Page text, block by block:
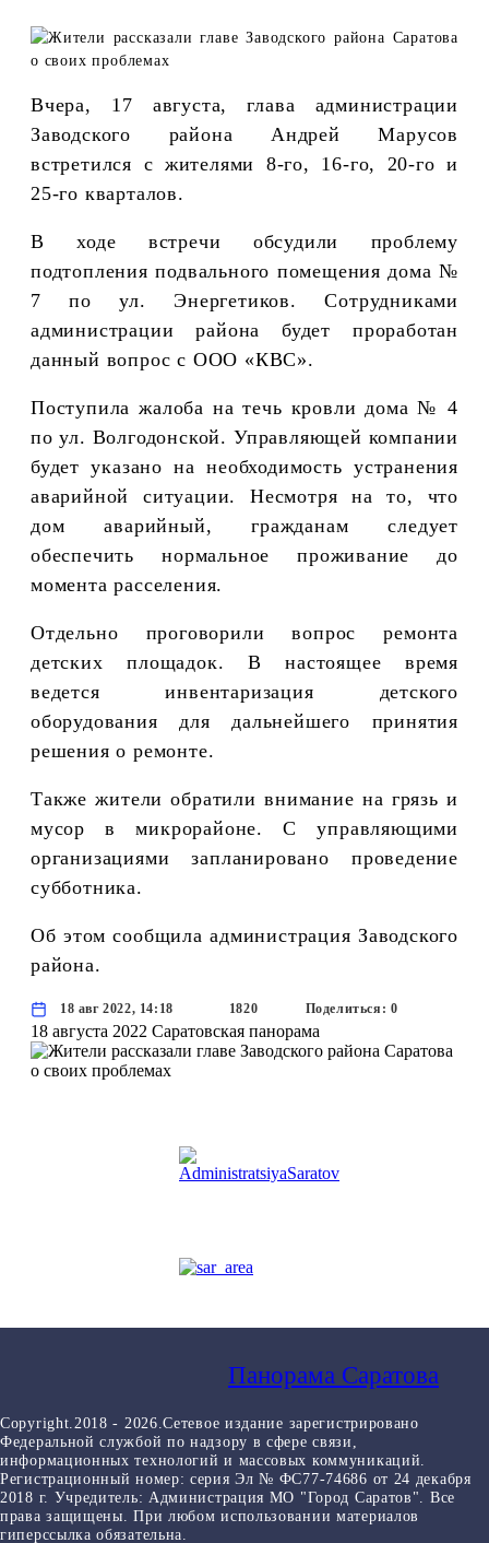
Вчера, 17 августа, глава администрации
Заводского района Андрей Марусов
встретился с жителями 8-го, 16-го, 20-го и
25-го кварталов.
В ходе встречи обсудили проблему
подтопления подвального помещения дома №
7 по ул. Энергетиков. Сотрудниками
администрации района будет проработан
данный вопрос с ООО «КВС».
Поступила жалоба на течь кровли дома № 4
по ул. Волгодонской. Управляющей компании
будет указано на необходимость устранения
аварийной ситуации. Несмотря на то, что
дом аварийный, гражданам следует
обеспечить нормальное проживание до
момента расселения.
Отдельно проговорили вопрос ремонта
детских площадок. В настоящее время
ведется инвентаризация детского
оборудования для дальнейшего принятия
решения о ремонте.
Также жители обратили внимание на грязь и
мусор в микрорайоне. С управляющими
организациями запланировано проведение
субботника.
Об этом сообщила администрация Заводского
района.
18 авг 2022, 14:18 1820 Поделиться: 0
18 августа 2022 Саратовская панорама
Панорама Саратова
Copyright.2018 - 2026.Сетевое издание зарегистрировано
Федеральной службой по надзору в сфере связи,
информационных технологий и массовых коммуникаций.
Регистрационный номер: серия Эл № ФС77-74686 от 24 декабря
2018 г. Учредитель: Администрация МО "Город Саратов". Все
права защищены. При любом использовании материалов
гиперссылка обязательна.